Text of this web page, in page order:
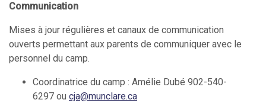
Communication
Mises à jour régulières et canaux de communication
ouverts permettant aux parents de communiquer avec le
personnel du camp.
Coordinatrice du camp : Amélie Dubé 902-540-
6297 ou cja@munclare.ca